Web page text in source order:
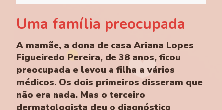
Uma família preocupada
A mamãe, a dona de casa Ariana Lopes
Figueiredo Pereira, de 38 anos, ficou
preocupada e levou a filha a vários
médicos. Os dois primeiros disseram que
não era nada. Mas o terceiro
dermatologista deu o diagnóstico